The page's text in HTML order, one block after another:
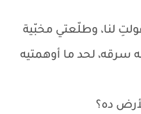
لنا، وطلّعتي مخبّية
سرقه، لحد ما أوهمتيه
ده؟